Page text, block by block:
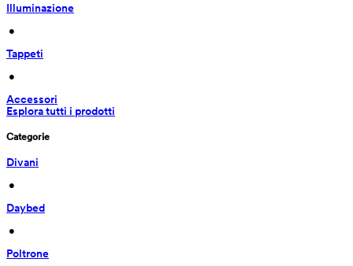
Illuminazione
•
Tappeti
•
Accessori
Esplora tutti i prodotti
Categorie
Divani
•
Daybed
•
Poltrone